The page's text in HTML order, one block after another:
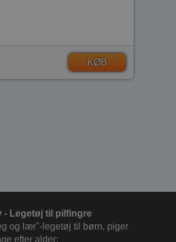
KØB
- Legetøj til pilfingre
og lær"-legetøj til børn, piger
efter alder: